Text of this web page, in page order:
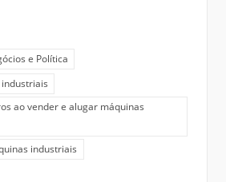
e Política
ao vender e alugar máquinas
industriais